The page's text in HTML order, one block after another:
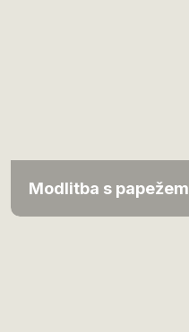
Modlitba s papežem